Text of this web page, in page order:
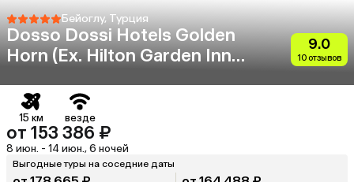
Бейоглу, Турция
Dosso Dossi Hotels Golden
Horn (Eх. Hilton Garden Inn
9.0
10 отзывов
15 км везде
от 153 386 ₽
8 июн. - 14 июн., 6 ночей
Выгодные туры на соседние даты